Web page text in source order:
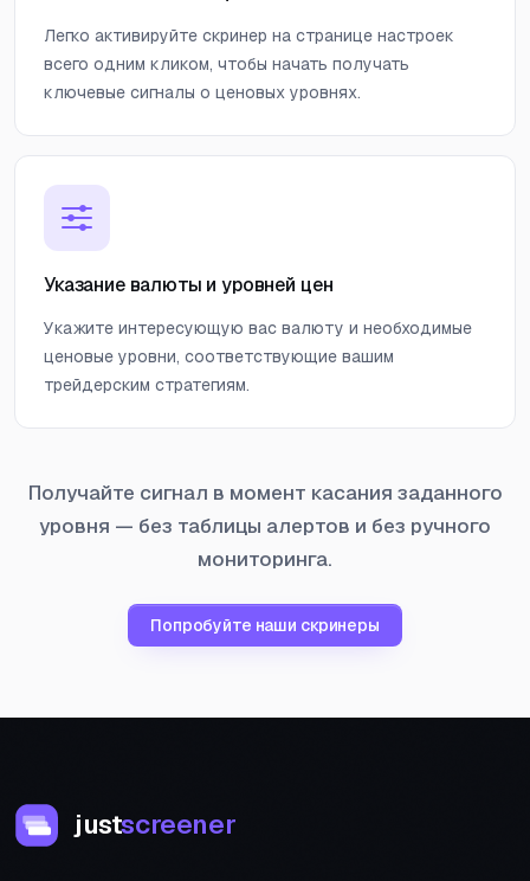
Легко активируйте скринер на странице настроек
всего одним кликом, чтобы начать получать
ключевые сигналы о ценовых уровнях.
Указание валюты и уровней цен
Укажите интересующую вас валюту и необходимые
ценовые уровни, соответствующие вашим
трейдерским стратегиям.
Получайте сигнал в момент касания заданного
уровня — без таблицы алертов и без ручного
мониторинга.
Попробуйте наши скринеры
justscreener